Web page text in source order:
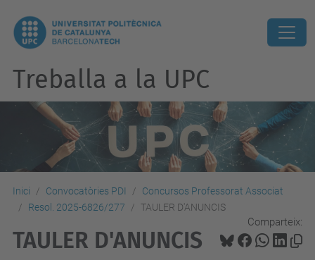
Treballa a la UPC
Inici Convocatòries PDI
Concursos Professorat Associat
Resol. 2025-6826/277
TAULER D'ANUNCIS
Comparteix:
TAULER D'ANUNCIS